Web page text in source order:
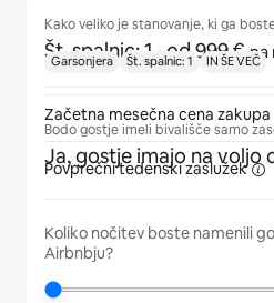
Kako veliko je stanovanje, ki ga
Št. spalnic: 1 · od 999 €na
Bodo gostje imeli bivališče samo
Ja, gostje imajo na voljo
Koliko nočitev boste namenili
Airbnbju?
Garsonjera Št. spalnic: 1 IN ŠE VEČ
Začetna mesečna cena zakupa
Povprečni tedenskizaslužek